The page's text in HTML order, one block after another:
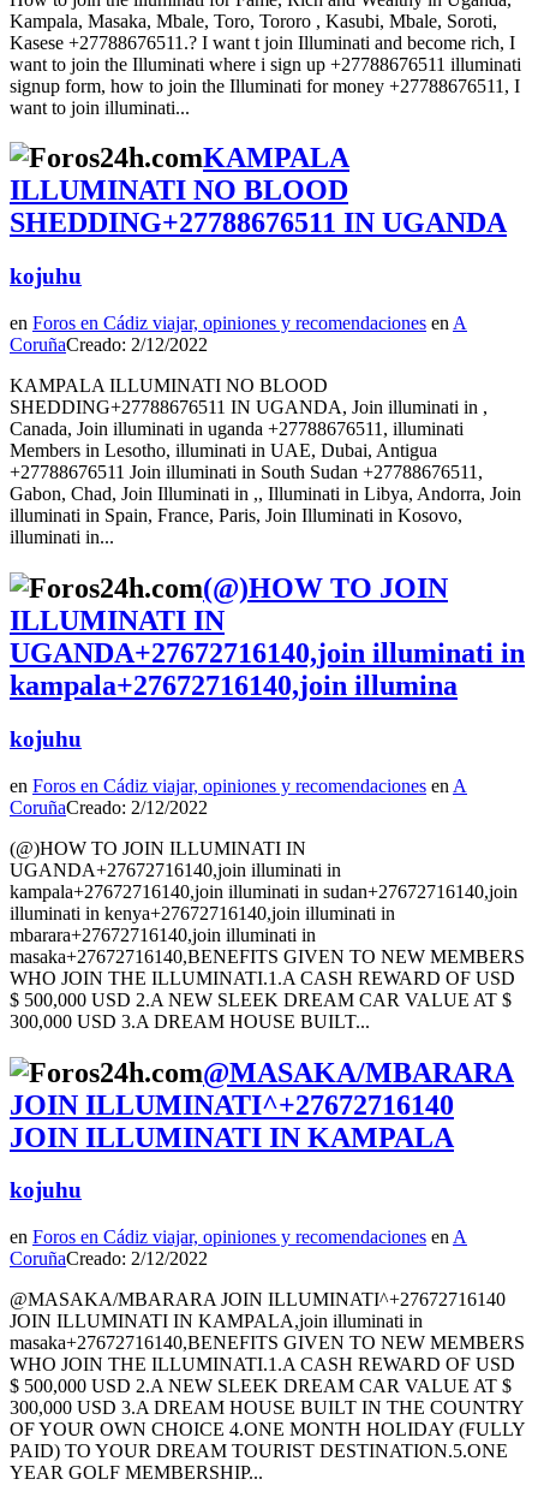
Kampala, Masaka, Mbale, Toro, Tororo , Kasubi, Mbale, Soroti,
Kasese +27788676511.? I want t join Illuminati and become rich, I
want to join the Illuminati where i sign up +27788676511 illuminati
signup form, how to join the Illuminati for money +27788676511, I
want to join illuminati...
KAMPALA
ILLUMINATI NO BLOOD
SHEDDING+27788676511 IN UGANDA
kojuhu
en Foros en Cádiz viajar, opiniones y recomendaciones en A
CoruñaCreado: 2/12/2022
KAMPALA ILLUMINATI NO BLOOD
SHEDDING+27788676511 IN UGANDA, Join illuminati in ,
Canada, Join illuminati in uganda +27788676511, illuminati
Members in Lesotho, illuminati in UAE, Dubai, Antigua
+27788676511 Join illuminati in South Sudan +27788676511,
Gabon, Chad, Join Illuminati in ,, Illuminati in Libya, Andorra, Join
illuminati in Spain, France, Paris, Join Illuminati in Kosovo,
illuminati in...
(@)HOW TO JOIN
ILLUMINATI IN
UGANDA+27672716140,join illuminati in
kampala+27672716140,join illumina
kojuhu
en Foros en Cádiz viajar, opiniones y recomendaciones en A
CoruñaCreado: 2/12/2022
(@)HOW TO JOIN ILLUMINATI IN
UGANDA+27672716140,join illuminati in
kampala+27672716140,join illuminati in sudan+27672716140,join
illuminati in kenya+27672716140,join illuminati in
mbarara+27672716140,join illuminati in
masaka+27672716140,BENEFITS GIVEN TO NEW MEMBERS
WHO JOIN THE ILLUMINATI.1.A CASH REWARD OF USD
$ 500,000 USD 2.A NEW SLEEK DREAM CAR VALUE AT $
300,000 USD 3.A DREAM HOUSE BUILT...
@MASAKA/MBARARA
JOIN ILLUMINATI^+27672716140
JOIN ILLUMINATI IN KAMPALA
kojuhu
en Foros en Cádiz viajar, opiniones y recomendaciones en A
CoruñaCreado: 2/12/2022
@MASAKA/MBARARA JOIN ILLUMINATI^+27672716140
JOIN ILLUMINATI IN KAMPALA,join illuminati in
masaka+27672716140,BENEFITS GIVEN TO NEW MEMBERS
WHO JOIN THE ILLUMINATI.1.A CASH REWARD OF USD
$ 500,000 USD 2.A NEW SLEEK DREAM CAR VALUE AT $
300,000 USD 3.A DREAM HOUSE BUILT IN THE COUNTRY
OF YOUR OWN CHOICE 4.ONE MONTH HOLIDAY (FULLY
PAID) TO YOUR DREAM TOURIST DESTINATION.5.ONE
YEAR GOLF MEMBERSHIP...